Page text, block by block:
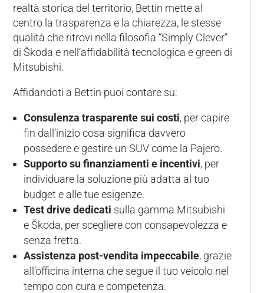
realtà storica del territorio, Bettin mette al
centro la trasparenza e la chiarezza, le stesse
qualità che ritrovi nella filosofia “Simply Clever”
di Škoda e nell’affidabilità tecnologica e green di
Mitsubishi.
Affidandoti a Bettin puoi contare su:
Consulenza trasparente sui costi, per capire
fin dall’inizio cosa significa davvero
possedere e gestire un SUV come la Pajero.
Supporto su finanziamenti e incentivi, per
individuare la soluzione più adatta al tuo
budget e alle tue esigenze.
Test drive dedicati sulla gamma Mitsubishi
e Škoda, per scegliere con consapevolezza e
senza fretta.
Assistenza post-vendita impeccabile, grazie
all’officina interna che segue il tuo veicolo nel
tempo con cura e competenza.